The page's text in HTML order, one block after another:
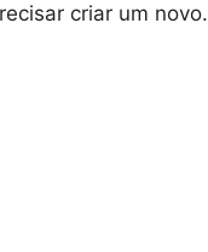
criar um novo.